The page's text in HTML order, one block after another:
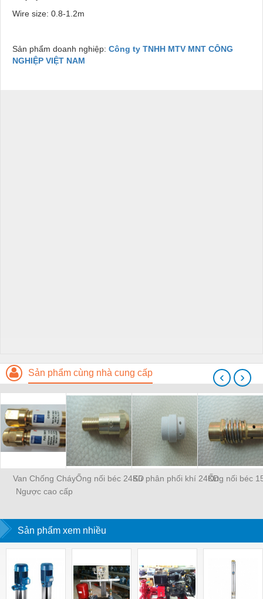
Wire size: 0.8-1.2m
Sản phẩm doanh nghiệp: Công ty TNHH MTV MNT CÔNG
NGHIỆP VIỆT NAM
Sản phẩm cùng nhà cung cấp
Van Chống Cháy
Ngược cao cấp
Ống nối béc 24KDSứ phân phối khí 24KDỐng nối béc
‹ ›
Sản phẩm xem nhiều